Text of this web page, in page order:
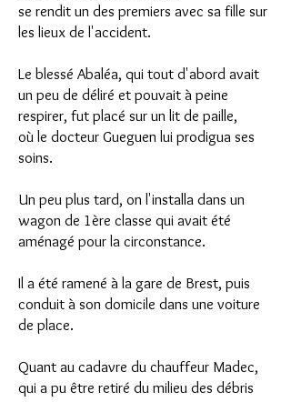
se rendit un des premiers avec sa fille sur
les lieux de l'accident.
Le blessé Abaléa, qui tout d'abord avait
un peu de déliré et pouvait à peine
respirer, fut placé sur un lit de paille,
où le docteur Gueguen lui prodigua ses
soins.
Un peu plus tard, on l'installa dans un
wagon de 1ère classe qui avait été
aménagé pour la circonstance.
Il a été ramené à la gare de Brest, puis
conduit à son domicile dans une voiture
de place.
Quant au cadavre du chauffeur Madec,
qui a pu être retiré du milieu des débris